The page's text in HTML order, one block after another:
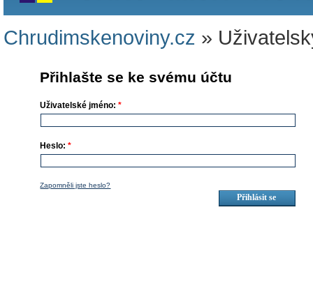
Chrudimskenoviny.cz »
Přihlašte se ke svému účtu
Uživatelské jméno:*
Heslo:*
Zapomněli jste heslo?